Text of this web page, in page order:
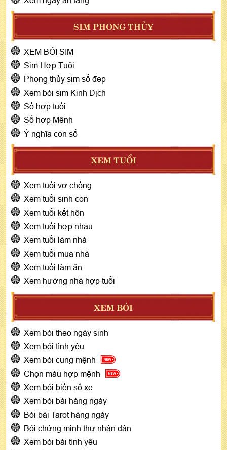
SIM PHONG THỦY
XEM BÓI SIM
Sim Hợp Tuổi
Phong thủy sim số đẹp
Xem bói sim Kinh Dịch
Số hợp tuổi
Số hợp Mệnh
Ý nghĩa con số
XEM TUỔI
Xem tuổi vợ chồng
Xem tuổi sinh con
Xem tuổi kết hôn
Xem tuổi hợp nhau
Xem tuổi làm nhà
Xem tuổi mua nhà
Xem tuổi làm ăn
Xem hướng nhà hợp tuổi
XEM BÓI
Xem bói theo ngày sinh
Xem bói tình yêu
Xem bói cung mệnh
Chọn màu hợp mệnh
Xem bói biển số xe
Xem bói bài hàng ngày
Bói bài Tarot hàng ngày
Bói chứng minh thư nhân dân
Xem bói bài tình yêu